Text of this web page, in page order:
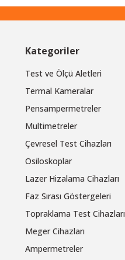
Kategoriler
Test ve Ölçü Aletleri
Termal Kameralar
Pensampermetreler
Multimetreler
Çevresel Test Cihazları
Osiloskoplar
Lazer Hizalama Cihazları
Faz Sırası Göstergeleri
Topraklama Test Cihazları
Meger Cihazları
Ampermetreler